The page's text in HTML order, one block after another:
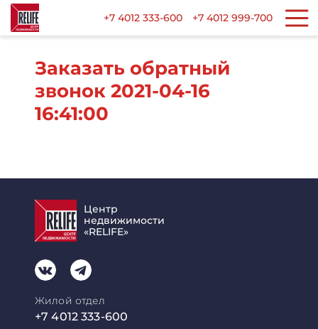
+7 4012 333-600 +7 4012 999-700
Заказать обратный
звонок 2021-04-16
16:41:00
Центр
недвижимости
«RELIFE»
Жилой отдел
+7 4012 333-600